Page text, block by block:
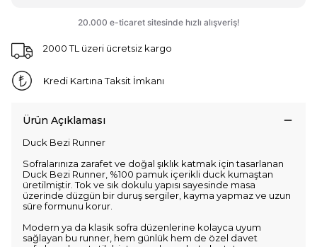
2000 TL üzeri ücretsiz kargo
Kredi Kartına Taksit İmkanı
Ürün Açıklaması
Duck Bezi Runner
Sofralarınıza zarafet ve doğal şıklık katmak için tasarlanan
Duck Bezi Runner, %100 pamuk içerikli duck kumaştan
üretilmiştir. Tok ve sık dokulu yapısı sayesinde masa
üzerinde düzgün bir duruş sergiler, kayma yapmaz ve uzun
süre formunu korur.
Modern ya da klasik sofra düzenlerine kolayca uyum
sağlayan bu runner, hem günlük hem de özel davet